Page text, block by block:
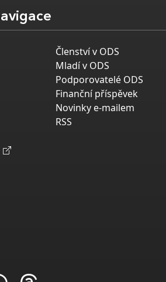
Členství v ODS
Mladí v ODS
Podporovatelé ODS
Finanční příspěvek
Novinky e-mailem
RSS